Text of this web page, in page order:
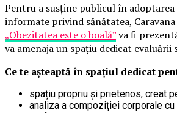
Pentru a susține publicul în
informate privind sănătatea,
„Obezitatea este o boală”va fi
va amenaja un spațiu dedicat
Ce te așteaptă în spațiul dedicat
spațiu propriu și prietenos, creat
analiza a compoziției corporale cu